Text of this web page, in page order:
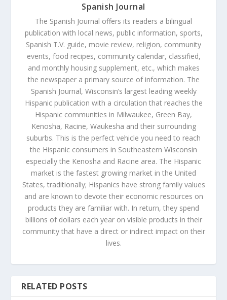
Spanish Journal
The Spanish Journal offers its readers a bilingual
publication with local news, public information, sports,
Spanish T.V. guide, movie review, religion, community
events, food recipes, community calendar, classified,
and monthly housing supplement, etc., which makes
the newspaper a primary source of information. The
Spanish Journal, Wisconsin’s largest leading weekly
Hispanic publication with a circulation that reaches the
Hispanic communities in Milwaukee, Green Bay,
Kenosha, Racine, Waukesha and their surrounding
suburbs. This is the perfect vehicle you need to reach
the Hispanic consumers in Southeastern Wisconsin
especially the Kenosha and Racine area. The Hispanic
market is the fastest growing market in the United
States, traditionally; Hispanics have strong family values
and are known to devote their economic resources on
products they are familiar with. In return, they spend
billions of dollars each year on visible products in their
community that have a direct or indirect impact on their
lives.
RELATED POSTS